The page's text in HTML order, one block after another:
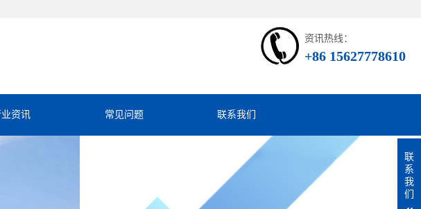
资讯热线：
+86 15627778610
资讯 常见问题 联系我们
联
系
我
们